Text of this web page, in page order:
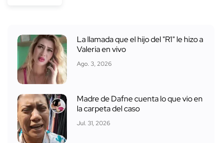
La llamada que el hijo del "R1" le hizo a
Valeria en vivo
Ago. 3, 2026
Madre de Dafne cuenta lo que vio en
la carpeta del caso
Jul. 31, 2026